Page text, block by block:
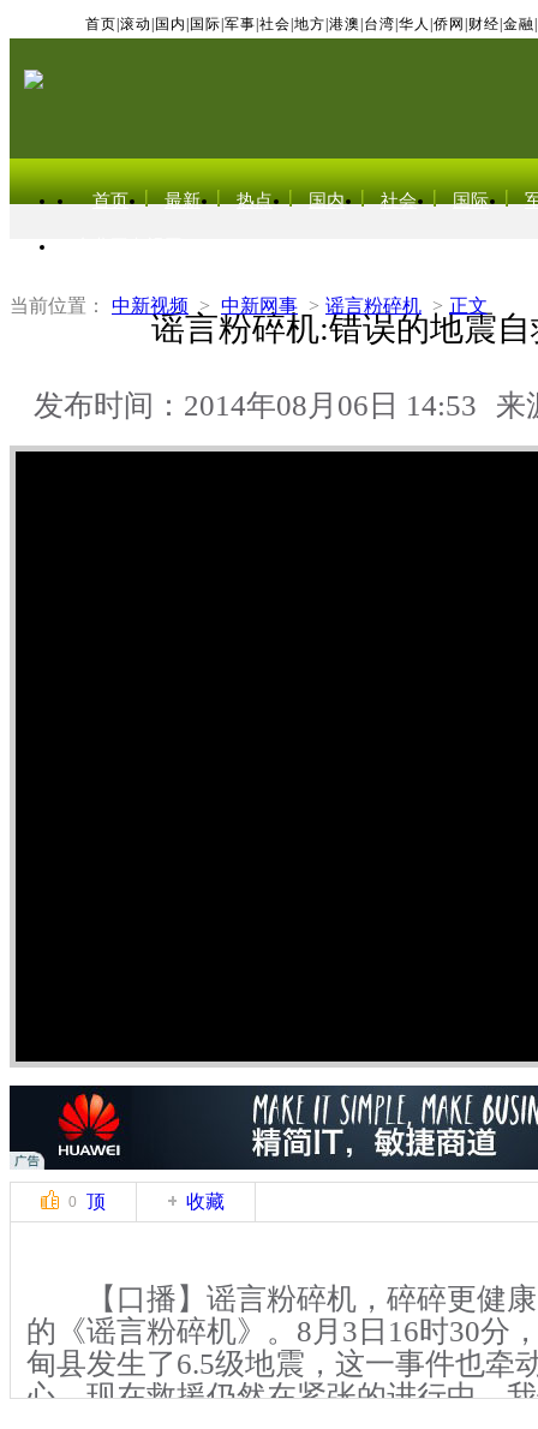
首页 滚动 国内 国际 军事 社会 地方 港澳 台湾 华人 侨网 财经 金融
首页 最新 热点 国内 社会 国际
当前位置： 中新视频 > 中新网事 > 谣言粉碎机 > 正文
谣言粉碎机:错误的地震
发布时间：2014年08月06日 14:53 来
0 顶 收藏
【口播】谣言粉碎机，碎碎更健康
的《谣言粉碎机》。8月3日16时30分
甸县发生了6.5级地震，这一事件也牵
心，现在救援仍然在紧张的进行中，